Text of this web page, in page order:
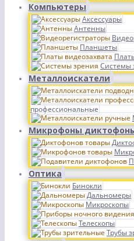
Компьютеры
Аксессуары
Антенны
Планшеты
Системы
Металлоискатели
профессиональные
Микрофоны
Оптика
Бинокли
Дальномеры
Микроскопы
Телескопы
Трубы